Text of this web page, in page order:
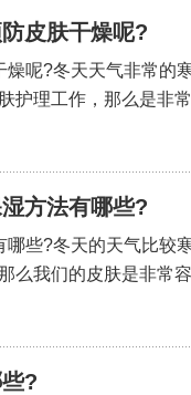
皮肤干燥呢?
呢?冬天天气非常的
护理工作，那么是非
方法有哪些?
些?冬天的天气比较
么我们的皮肤是非常
?